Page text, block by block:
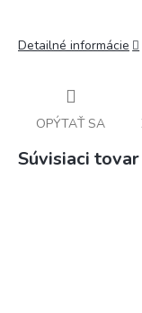
Detailné informácie
OPÝTAŤ SA
Súvisiaci tovar